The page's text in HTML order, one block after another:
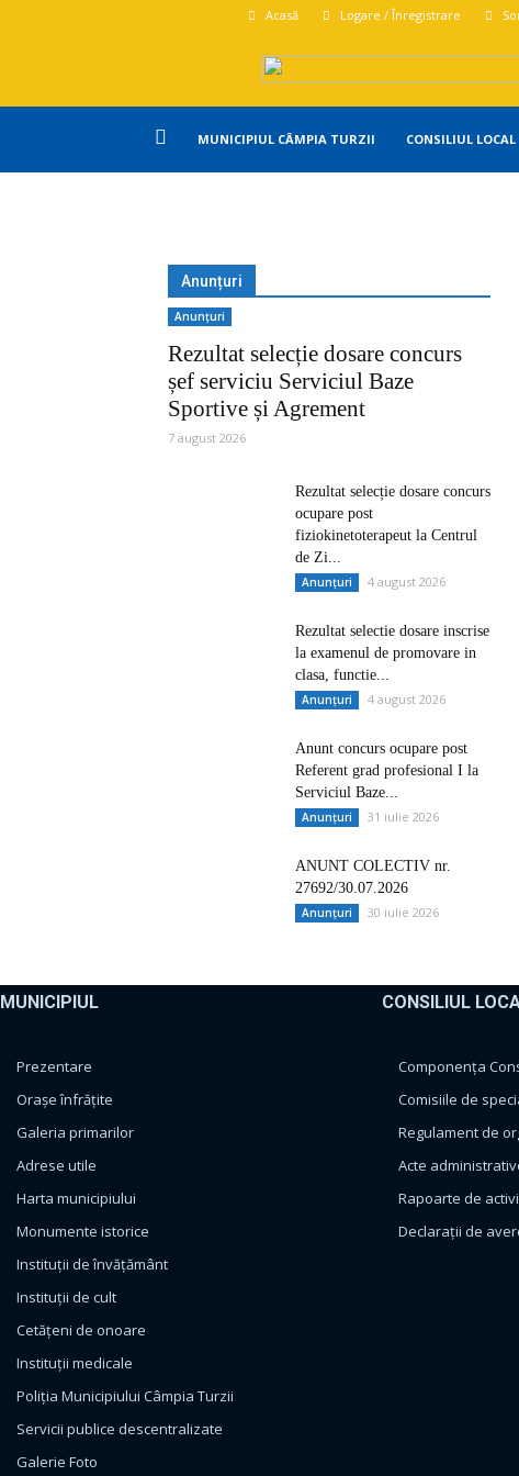
Acasă Logare / Înregistrare
Primăria
Turzii
MUNICIPIUL CÂMPIA TURZII CONSILIUL LOCAL
Anunțuri
Anunțuri
Rezultat selecție dosare concurs
șef serviciu Serviciul Baze
Sportive și Agrement
7 august 2026
Rezultat selecție dosare concurs
ocupare post
fiziokinetoterapeut la Centrul
de Zi...
Anunțuri 4 august 2026
Rezultat selectie dosare inscrise
la examenul de promovare in
clasa, functie...
Anunțuri 4 august 2026
Anunt concurs ocupare post
Referent grad profesional I la
Serviciul Baze...
Anunțuri 31 iulie 2026
ANUNT COLECTIV nr.
27692/30.07.2026
Anunțuri 30 iulie 2026
MUNICIPIUL
Prezentare
Orașe înfrățite
Galeria primarilor
Adrese utile
Harta municipiului
Monumente istorice
Instituții de învățământ
Instituții de cult
Cetățeni de onoare
Instituții medicale
Poliția Municipiului Câmpia Turzii
Servicii publice descentralizate
Galerie Foto
CONSILIUL
Componența
Comisiile de
Regulament de
Acte
Rapoarte de
Declarații de